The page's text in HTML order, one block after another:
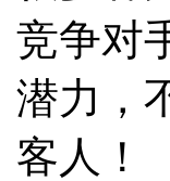
竞争对
潜力，
客人！